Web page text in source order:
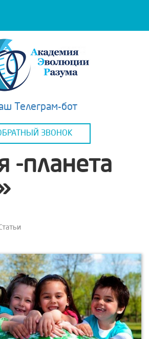
Телеграм-бот
ЗВОНОК
-планета